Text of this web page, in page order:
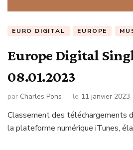
EURO DIGITAL EUROPE
Europe Digital
08.01.2023
par Charles Pons le 11 janvier 2023
Classement des téléchargements
la plateforme numérique iTunes,